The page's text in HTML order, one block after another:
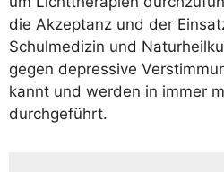
die Akzep­tanz und der
Schul­me­di­zin und
gegen depres­si­ve
kannt und wer­den in immer
durchgeführt.